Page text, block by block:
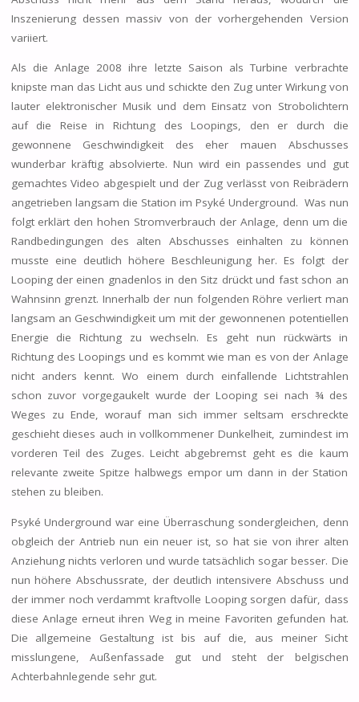
Inszenierung dessen massiv von der vorhergehenden Version
variiert.
Als die Anlage 2008 ihre letzte Saison als Turbine verbrachte
knipste man das Licht aus und schickte den Zug unter Wirkung von
lauter elektronischer Musik und dem Einsatz von Strobolichtern
auf die Reise in Richtung des Loopings, den er durch die
gewonnene Geschwindigkeit des eher mauen Abschusses
wunderbar kräftig absolvierte. Nun wird ein passendes und gut
gemachtes Video abgespielt und der Zug verlässt von Reibrädern
angetrieben langsam die Station im Psyké Underground. Was nun
folgt erklärt den hohen Stromverbrauch der Anlage, denn um die
Randbedingungen des alten Abschusses einhalten zu können
musste eine deutlich höhere Beschleunigung her. Es folgt der
Looping der einen gnadenlos in den Sitz drückt und fast schon an
Wahnsinn grenzt. Innerhalb der nun folgenden Röhre verliert man
langsam an Geschwindigkeit um mit der gewonnenen potentiellen
Energie die Richtung zu wechseln. Es geht nun rückwärts in
Richtung des Loopings und es kommt wie man es von der Anlage
nicht anders kennt. Wo einem durch einfallende Lichtstrahlen
schon zuvor vorgegaukelt wurde der Looping sei nach ¾ des
Weges zu Ende, worauf man sich immer seltsam erschreckte
geschieht dieses auch in vollkommener Dunkelheit, zumindest im
vorderen Teil des Zuges. Leicht abgebremst geht es die kaum
relevante zweite Spitze halbwegs empor um dann in der Station
stehen zu bleiben.
Psyké Underground war eine Überraschung sondergleichen, denn
obgleich der Antrieb nun ein neuer ist, so hat sie von ihrer alten
Anziehung nichts verloren und wurde tatsächlich sogar besser. Die
nun höhere Abschussrate, der deutlich intensivere Abschuss und
der immer noch verdammt kraftvolle Looping sorgen dafür, dass
diese Anlage erneut ihren Weg in meine Favoriten gefunden hat.
Die allgemeine Gestaltung ist bis auf die, aus meiner Sicht
misslungene, Außenfassade gut und steht der belgischen
Achterbahnlegende sehr gut.